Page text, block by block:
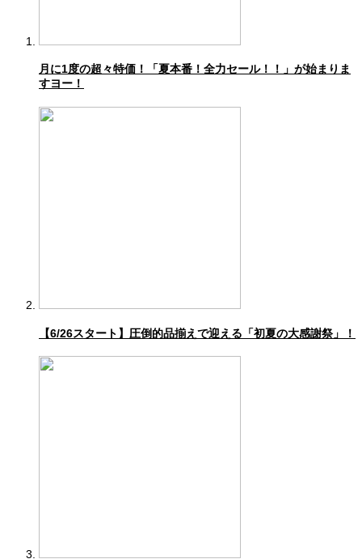
月に1度の超々特価！「夏本番！全力セール！！」が始まりま
すヨー！
【6/26スタート】圧倒的品揃えで迎える「初夏の大感謝祭」！